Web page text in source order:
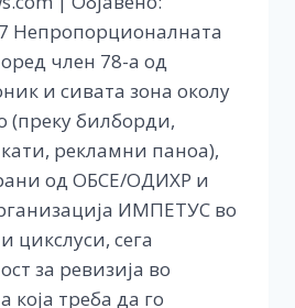
Непропорционалната
член 78-а од
и сивата зона околу
(преку билборди,
рекламни паноа),
од ОБСЕ/ОДИХР и
ИМПЕТУС во
цикслуси, сега
за ревизија во
која треба да го